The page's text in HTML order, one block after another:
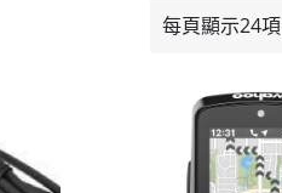
每頁顯示24項